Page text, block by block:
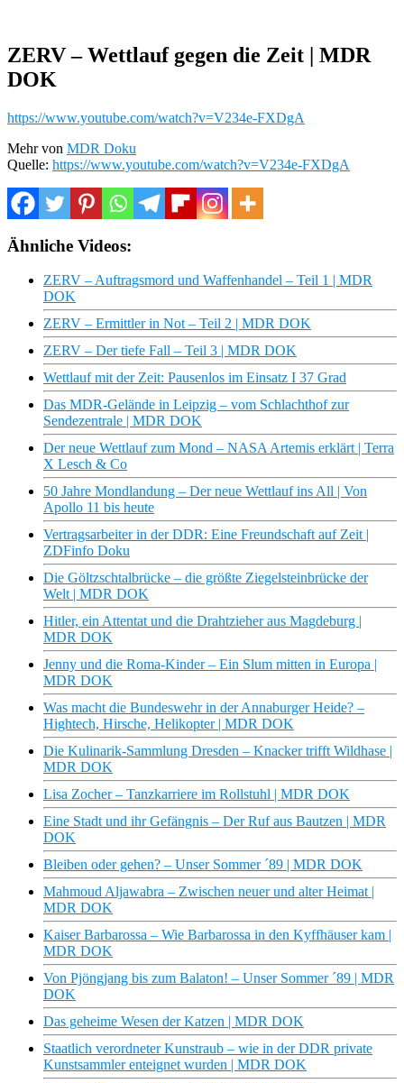
ZERV – Wettlauf gegen die Zeit | MDR
DOK
https://www.youtube.com/watch?v=V234e-FXDgA
Mehr von MDR Doku
Quelle: https://www.youtube.com/watch?v=V234e-FXDgA
Ähnliche Videos:
ZERV – Auftragsmord und Waffenhandel – Teil 1 | MDR
DOK
ZERV – Ermittler in Not – Teil 2 | MDR DOK
ZERV – Der tiefe Fall – Teil 3 | MDR DOK
Wettlauf mit der Zeit: Pausenlos im Einsatz I 37 Grad
Das MDR-Gelände in Leipzig – vom Schlachthof zur
Sendezentrale | MDR DOK
Der neue Wettlauf zum Mond – NASA Artemis erklärt | Terra
X Lesch & Co
50 Jahre Mondlandung – Der neue Wettlauf ins All | Von
Apollo 11 bis heute
Vertragsarbeiter in der DDR: Eine Freundschaft auf Zeit |
ZDFinfo Doku
Die Göltzschtalbrücke – die größte Ziegelsteinbrücke der
Welt | MDR DOK
Hitler, ein Attentat und die Drahtzieher aus Magdeburg |
MDR DOK
Jenny und die Roma-Kinder – Ein Slum mitten in Europa |
MDR DOK
Was macht die Bundeswehr in der Annaburger Heide? –
Hightech, Hirsche, Helikopter | MDR DOK
Die Kulinarik-Sammlung Dresden – Knacker trifft Wildhase |
MDR DOK
Lisa Zocher – Tanzkarriere im Rollstuhl | MDR DOK
Eine Stadt und ihr Gefängnis – Der Ruf aus Bautzen | MDR
DOK
Bleiben oder gehen? – Unser Sommer ´89 | MDR DOK
Mahmoud Aljawabra – Zwischen neuer und alter Heimat |
MDR DOK
Kaiser Barbarossa – Wie Barbarossa in den Kyffhäuser kam |
MDR DOK
Von Pjöngjang bis zum Balaton! – Unser Sommer ´89 | MDR
DOK
Das geheime Wesen der Katzen | MDR DOK
Staatlich verordneter Kunstraub – wie in der DDR private
Kunstsammler enteignet wurden | MDR DOK